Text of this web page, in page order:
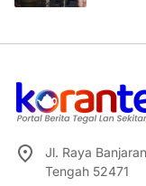
Jl. Raya
Tengah 52471